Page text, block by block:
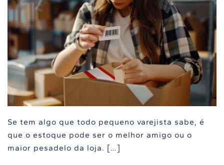
Se tem algo que todo pequeno varejista sabe, é
que o estoque pode ser o melhor amigo ou o
maior pesadelo da loja. […]